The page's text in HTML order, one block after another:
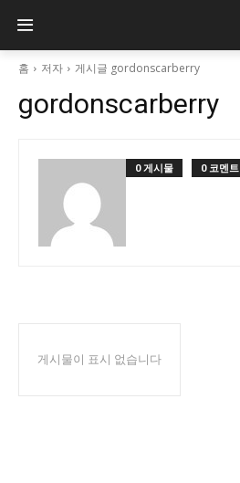
홈 저자 게시글 gordonscarberry
gordonscarberry
0 게시물 0 코멘트
게시물이 표시 없습니다